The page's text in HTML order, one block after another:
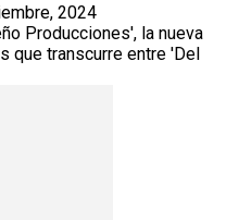
2024
Producciones', la nueva
que transcurre entre 'Del